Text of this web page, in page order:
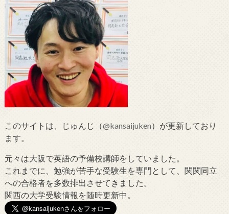
このサイトは、じゅんじ（@kansaijuken）が更新しており
ます。
元々は大阪で英語の予備校講師をしていました。
これまでに、勉強が苦手な受験生を専門として、関関同立
への合格者を多数排出させてきました。
関西の大学受験情報を随時更新中。